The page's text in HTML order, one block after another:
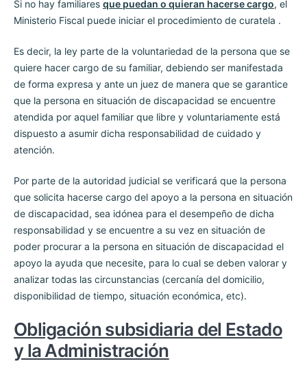
Si no hay familiares que puedan o quieran hacerse cargo, el
Ministerio Fiscal puede iniciar el procedimiento de curatela .
Es decir, la ley parte de la voluntariedad de la persona que se
quiere hacer cargo de su familiar, debiendo ser manifestada
de forma expresa y ante un juez de manera que se garantice
que la persona en situación de discapacidad se encuentre
atendida por aquel familiar que libre y voluntariamente está
dispuesto a asumir dicha responsabilidad de cuidado y
atención.
Por parte de la autoridad judicial se verificará que la persona
que solicita hacerse cargo del apoyo a la persona en situación
de discapacidad, sea idónea para el desempeño de dicha
responsabilidad y se encuentre a su vez en situación de
poder procurar a la persona en situación de discapacidad el
apoyo la ayuda que necesite, para lo cual se deben valorar y
analizar todas las circunstancias (cercanía del domicilio,
disponibilidad de tiempo, situación económica, etc).
Obligación subsidiaria del Estado
y la Administración